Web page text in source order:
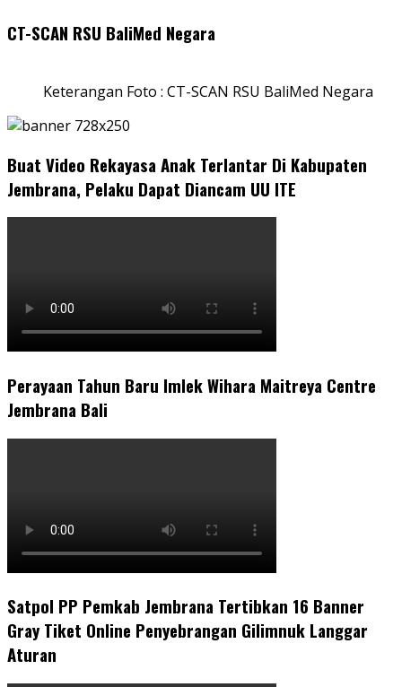
CT-SCAN RSU BaliMed Negara
Keterangan Foto : CT-SCAN RSU BaliMed Negara
Buat Video Rekayasa Anak Terlantar Di Kabupaten
Jembrana, Pelaku Dapat Diancam UU ITE
Perayaan Tahun Baru Imlek Wihara Maitreya Centre
Jembrana Bali
Satpol PP Pemkab Jembrana Tertibkan 16 Banner
Gray Tiket Online Penyebrangan Gilimnuk Langgar
Aturan